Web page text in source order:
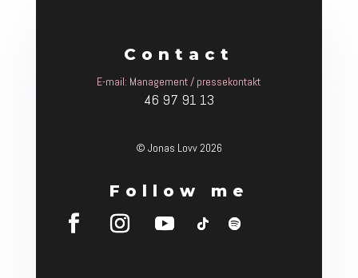
Contact
E-mail: Management / pressekontakt
46 97 91 13
© Jonas Lovv 2026
Follow me